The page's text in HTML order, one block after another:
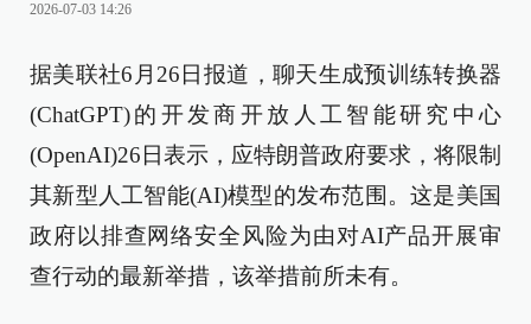
2026-07-03 14:26
据美联社6月26日报道，聊天生成预训练转换器
(ChatGPT)的开发商开放人工智能研究中心
(OpenAI)26日表示，应特朗普政府要求，将限制
其新型人工智能(AI)模型的发布范围。这是美国
政府以排查网络安全风险为由对AI产品开展审
查行动的最新举措，该举措前所未有。